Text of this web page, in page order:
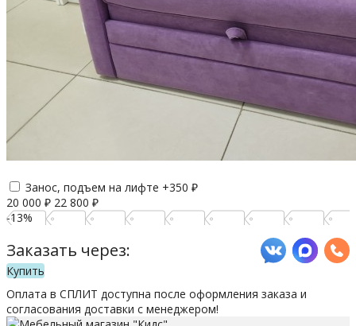
Занос, подъем на лифте +350 ₽
20 000 ₽ 22 800 ₽
-13%
Заказать через:
Купить
Оплата в СПЛИТ доступна после оформления заказа и
согласования доставки с менеджером!